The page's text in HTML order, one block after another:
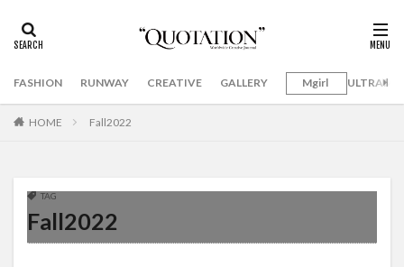
FASHION RUNWAY CREATIVE GALLERY Mgirl
HOME Fall2022
TAG
Fall2022